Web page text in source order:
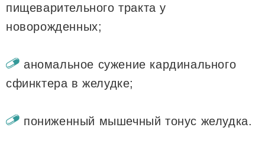
пищеварительного тракта у
новорожденных;
аномальное сужение кардинального
сфинктера в желудке;
пониженный мышечный тонус желудка.